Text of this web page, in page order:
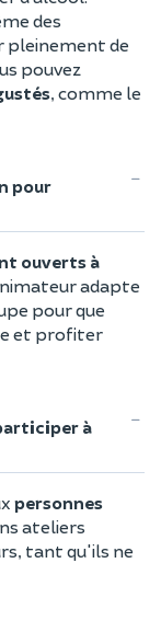
des
de
pouvez
, comme le
pour
ouverts à
adapte
pour que
et profiter
à
personnes
ateliers
tant qu'ils ne